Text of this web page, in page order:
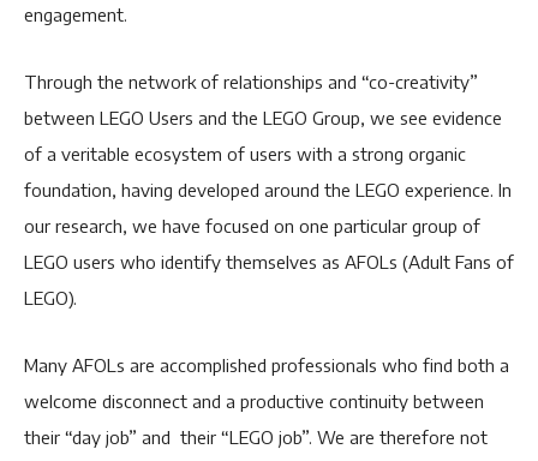
engagement.
Through the network of relationships and “co-creativity”
between LEGO Users and the LEGO Group, we see evidence
of a veritable ecosystem of users with a strong organic
foundation, having developed around the LEGO experience. In
our research, we have focused on one particular group of
LEGO users who identify themselves as AFOLs (Adult Fans of
LEGO).
Many AFOLs are accomplished professionals who find both a
welcome disconnect and a productive continuity between
their “day job” and their “LEGO job”. We are therefore not